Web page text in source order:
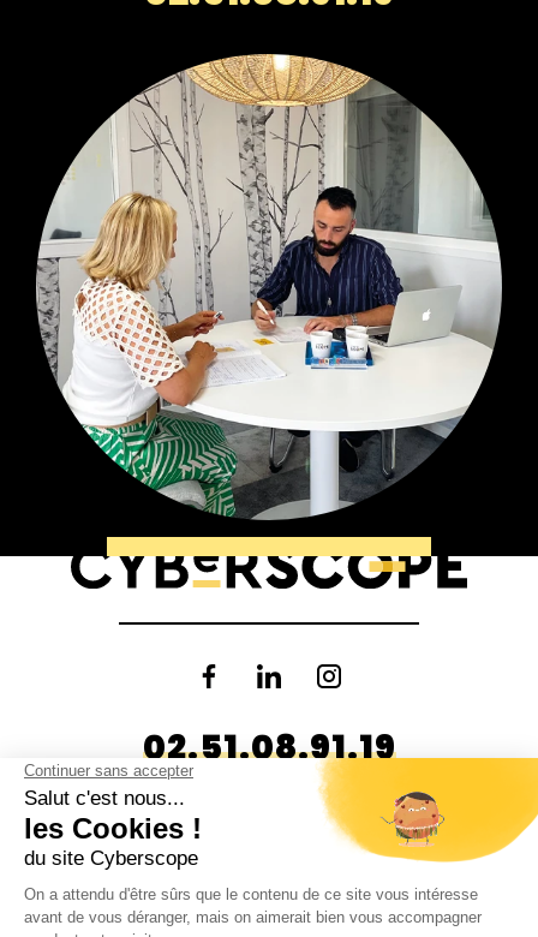
02.51.08.91.19
118 Rue Philippe Lebon
La Roche-sur-Yon
10 rue Jean-François Cail
79000 Niort
CONTACT
DONNÉES PERSONNELLES